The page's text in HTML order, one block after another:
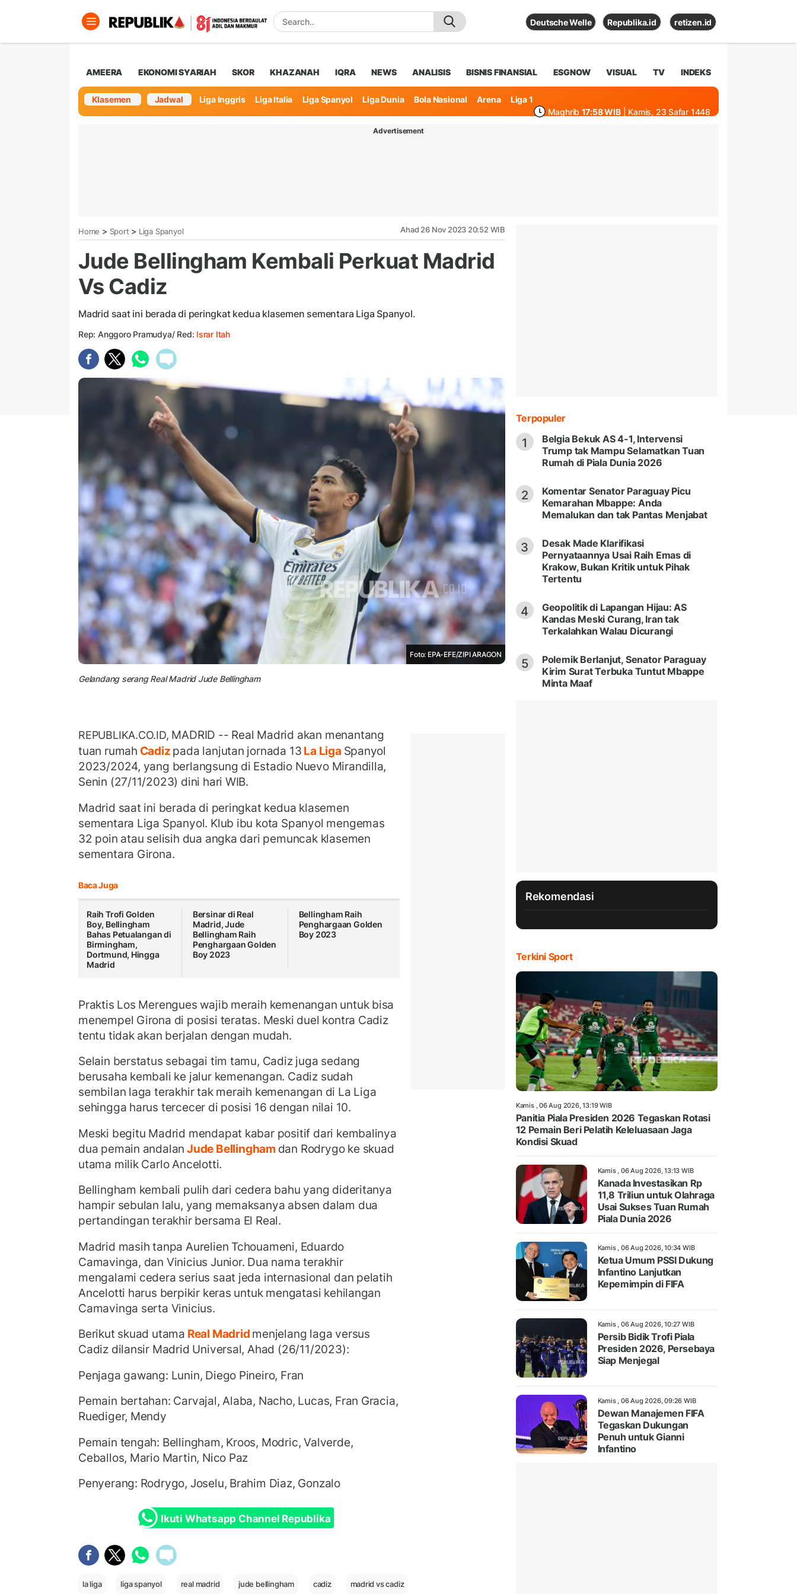
Deutsche Welle Republika.id retizen.id
AMEERA EKONOMI SYARIAH SKOR KHAZANAH IQRA NEWS ANALISIS BISNIS FINANSIAL ESGNOW VISUAL TV INDEKS
Klasemen Jadwal Liga Inggris Liga Italia Liga Spanyol Liga Dunia Bola Nasional Arena
Liga 1
Maghrib 17:58 WIB | Kamis, 23 Safar 1448
Advertisement
Home > Sport > Liga Spanyol Ahad 26 Nov 2023 20:52 WIB
Jude Bellingham Kembali Perkuat Madrid
Vs Cadiz
Madrid saat ini berada di peringkat kedua klasemen sementara Liga Spanyol.
Rep: Anggoro Pramudya/ Red: Israr Itah
Foto: EPA-EFE/ZIPI ARAGON
Gelandang serang Real Madrid Jude Bellingham
REPUBLIKA.CO.ID, MADRID -- Real Madrid akan menantang
tuan rumah Cadiz pada lanjutan jornada 13 La Liga Spanyol
2023/2024, yang berlangsung di Estadio Nuevo Mirandilla,
Senin (27/11/2023) dini hari WIB.
Madrid saat ini berada di peringkat kedua klasemen
sementara Liga Spanyol. Klub ibu kota Spanyol mengemas
32 poin atau selisih dua angka dari pemuncak klasemen
sementara Girona.
Baca Juga
Raih Trofi Golden
Boy, Bellingham
Bahas Petualangan di
Birmingham,
Dortmund, Hingga
Madrid
Bersinar di Real
Madrid, Jude
Bellingham Raih
Penghargaan Golden
Boy 2023
Bellingham Raih
Penghargaan Golden
Boy 2023
Praktis Los Merengues wajib meraih kemenangan untuk bisa
menempel Girona di posisi teratas. Meski duel kontra Cadiz
tentu tidak akan berjalan dengan mudah.
Selain berstatus sebagai tim tamu, Cadiz juga sedang
berusaha kembali ke jalur kemenangan. Cadiz sudah
sembilan laga terakhir tak meraih kemenangan di La Liga
sehingga harus tercecer di posisi 16 dengan nilai 10.
Meski begitu Madrid mendapat kabar positif dari kembalinya
dua pemain andalan Jude Bellingham dan Rodrygo ke skuad
utama milik Carlo Ancelotti.
Bellingham kembali pulih dari cedera bahu yang dideritanya
hampir sebulan lalu, yang memaksanya absen dalam dua
pertandingan terakhir bersama El Real.
Madrid masih tanpa Aurelien Tchouameni, Eduardo
Camavinga, dan Vinicius Junior. Dua nama terakhir
mengalami cedera serius saat jeda internasional dan pelatih
Ancelotti harus berpikir keras untuk mengatasi kehilangan
Camavinga serta Vinicius.
Berikut skuad utama Real Madrid menjelang laga versus
Cadiz dilansir Madrid Universal, Ahad (26/11/2023):
Penjaga gawang: Lunin, Diego Pineiro, Fran
Pemain bertahan: Carvajal, Alaba, Nacho, Lucas, Fran Gracia,
Ruediger, Mendy
Pemain tengah: Bellingham, Kroos, Modric, Valverde,
Ceballos, Mario Martin, Nico Paz
Penyerang: Rodrygo, Joselu, Brahim Diaz, Gonzalo
Ikuti Whatsapp Channel Republika
la liga liga spanyol real madrid jude bellingham cadiz madrid vs cadiz
Terpopuler
1
Belgia Bekuk AS 4-1, Intervensi
Trump tak Mampu Selamatkan Tuan
Rumah di Piala Dunia 2026
2
Komentar Senator Paraguay Picu
Kemarahan Mbappe: Anda
Memalukan dan tak Pantas Menjabat
3
Desak Made Klarifikasi
Pernyataannya Usai Raih Emas di
Krakow, Bukan Kritik untuk Pihak
Tertentu
4
Geopolitik di Lapangan Hijau: AS
Kandas Meski Curang, Iran tak
Terkalahkan Walau Dicurangi
5
Polemik Berlanjut, Senator Paraguay
Kirim Surat Terbuka Tuntut Mbappe
Minta Maaf
Rekomendasi
Terkini Sport
Kamis , 06 Aug 2026, 13:19 WIB
Panitia Piala Presiden 2026 Tegaskan Rotasi
12 Pemain Beri Pelatih Keleluasaan Jaga
Kondisi Skuad
Kamis , 06 Aug 2026, 13:13 WIB
Kanada Investasikan Rp
11,8 Triliun untuk Olahraga
Usai Sukses Tuan Rumah
Piala Dunia 2026
Kamis , 06 Aug 2026, 10:34 WIB
Ketua Umum PSSI Dukung
Infantino Lanjutkan
Kepemimpin di FIFA
Kamis , 06 Aug 2026, 10:27 WIB
Persib Bidik Trofi Piala
Presiden 2026, Persebaya
Siap Menjegal
Kamis , 06 Aug 2026, 09:26 WIB
Dewan Manajemen FIFA
Tegaskan Dukungan
Penuh untuk Gianni
Infantino